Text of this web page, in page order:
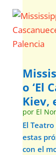
o ‘El
Kiev,
por El
El
estas
con el